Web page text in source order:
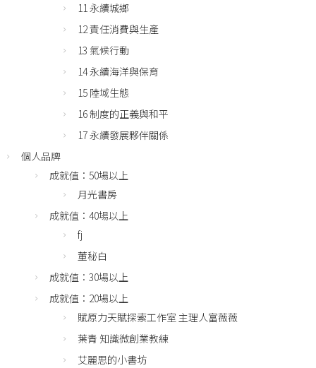
11 永續城鄉
12 責任消費與生產
13 氣候行動
14 永續海洋與保育
15 陸域生態
16 制度的正義與和平
17 永續發展夥伴關係
個人品牌
成就值：50場以上
月光書房
成就值：40場以上
fj
董秘白
成就值：30場以上
成就值：20場以上
賦原力天賦探索工作室 主理人富薇薇
葉青 知識微創業教練
艾麗思的小書坊